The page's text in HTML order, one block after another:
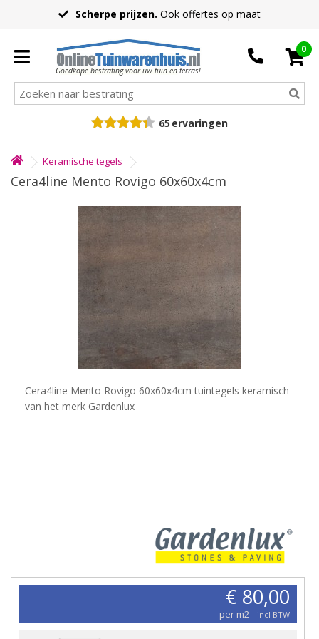
Scherpe prijzen. Ook offertes op maat
Goedkope bestrating voor uw tuin en terras!
0
65 ervaringen
Keramische tegels
Cera4line Mento Rovigo 60x60x4cm
Cera4line Mento Rovigo 60x60x4cm tuintegels keramisch
van het merk Gardenlux
€ 80,00
per m2 incl BTW